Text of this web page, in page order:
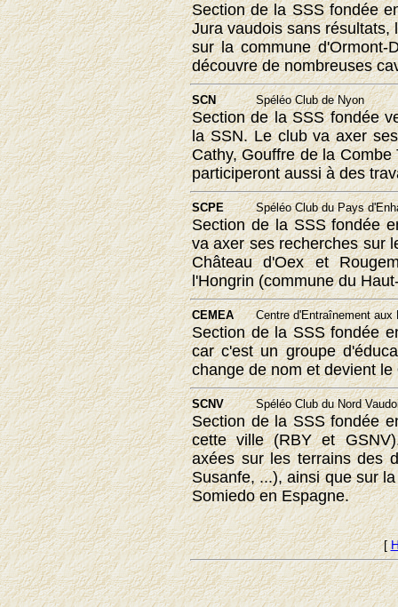
Section de la SSS fondée
Jura vaudois sans résultats,
sur la commune d'Ormont-
découvre de nombreuses
SCN Spéléo Club de Nyon
Section de la SSS fondée
la SSN. Le club va axer
Cathy, Gouffre de la
participeront aussi à des
SCPE Spéléo Club du Pays
Section de la SSS fondée
va axer ses recherches sur
Château d'Oex et
l'Hongrin (commune du
CEMEA Centre d'Entraînement aux
Section de la SSS fondée
car c'est un groupe
change de nom et devient le
SCNV Spéléo Club du Nord
Section de la SSS fondée
cette ville (RBY et
axées sur les terrains des
Susanfe, ...), ainsi que sur
Somiedo en Espagne.
[